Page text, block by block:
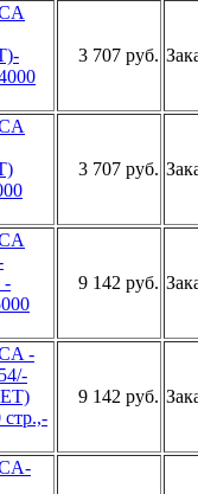
3 707 руб.
3 707 руб.
9 142 руб.
стр.,­
9 142 руб.